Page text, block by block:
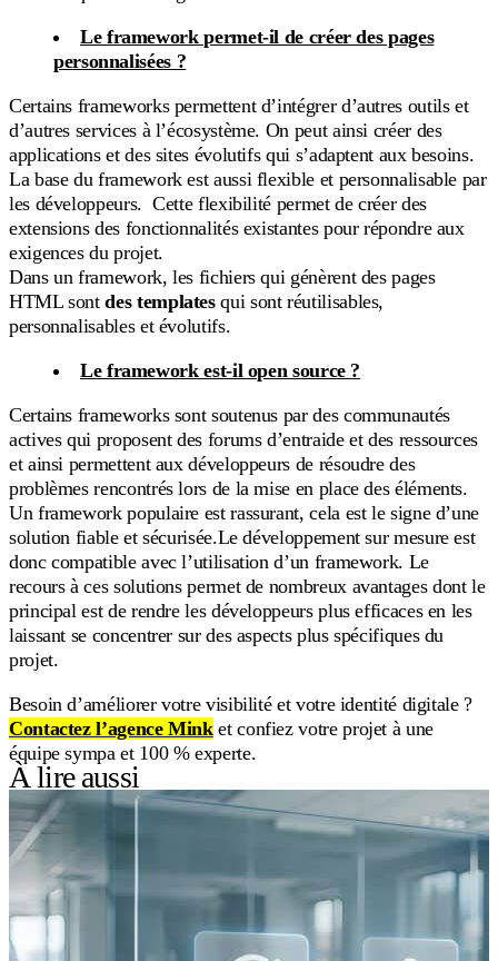
Le framework permet-il de créer des pages
personnalisées ?
Certains frameworks permettent d’intégrer d’autres outils et
d’autres services à l’écosystème. On peut ainsi créer des
applications et des sites évolutifs qui s’adaptent aux besoins.
La base du framework est aussi flexible et personnalisable par
les développeurs. Cette flexibilité permet de créer des
extensions des fonctionnalités existantes pour répondre aux
exigences du projet.
Dans un framework, les fichiers qui génèrent des pages
HTML sontdes templatesqui sont réutilisables,
personnalisables et évolutifs.
Le framework est-il open source ?
Certains frameworks sont soutenus par des communautés
actives qui proposent des forums d’entraide et des ressources
et ainsi permettent aux développeurs de résoudre des
problèmes rencontrés lors de la mise en place des éléments.
Un framework populaire est rassurant, cela est le signe d’une
solution fiable et sécurisée.Le développement sur mesure est
donc compatible avec l’utilisation d’un framework. Le
recours à ces solutions permet de nombreux avantages dont le
principal est de rendre les développeurs plus efficaces en les
laissant se concentrer sur des aspects plus spécifiques du
projet.
Besoin d’améliorer votre visibilité et votre identité digitale ?
Contactez l’agence Minket confiez votre projet à une
équipe sympa et 100 % experte.
À lire aussi